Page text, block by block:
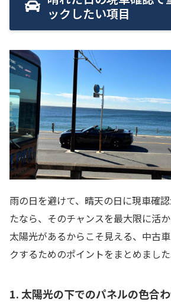
ックしたい項目
雨の日を避けて、晴天の日に現車確
たなら、そのチャンスを最大限に活
太陽光があるからこそ見える、中古
クするためのポイントをまとめました
1. 太陽光の下でのパネルの色合